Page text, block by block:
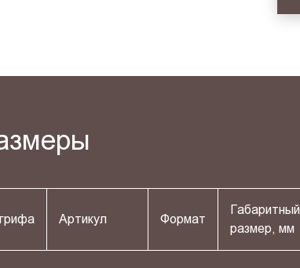
Артикул Формат
Габаритный
размер, мм